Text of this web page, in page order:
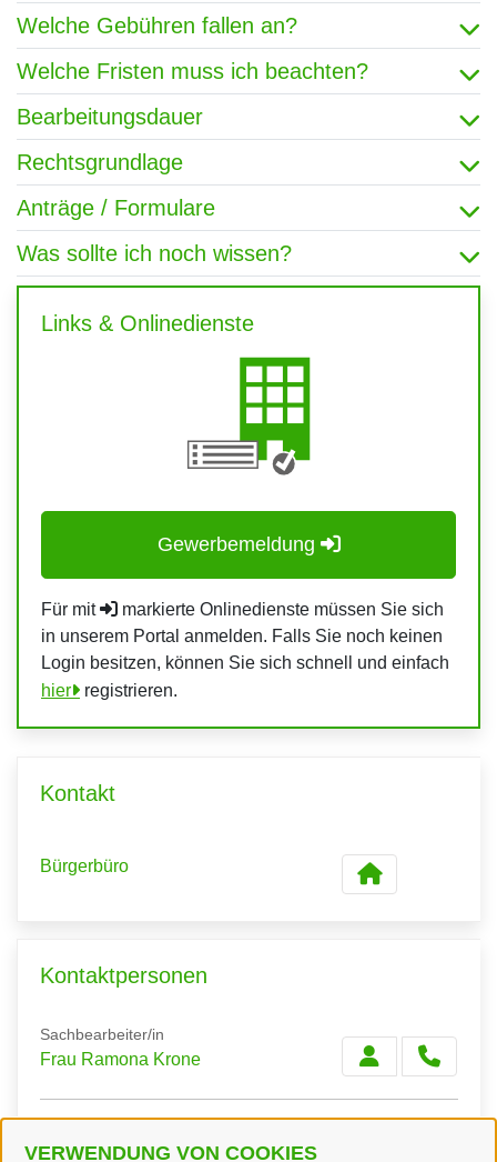
VERWENDUNG VON COOKIES
Welche Gebühren fallen an?
Welche Fristen muss ich beachten?
Bearbeitungsdauer
Rechtsgrundlage
Anträge / Formulare
Was sollte ich noch wissen?
Links & Onlinedienste
Gewerbemeldung
Für mit
markierte Onlinedienste müssen Sie sich
in unserem Portal anmelden. Falls Sie noch keinen
Login besitzen, können Sie sich schnell und einfach
hier
registrieren.
Kontakt
Bürgerbüro
Kontaktpersonen
Sachbearbeiter/in
Frau Ramona Krone